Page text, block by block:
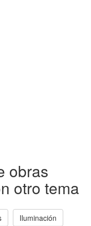
obras
otro tema
Iluminación